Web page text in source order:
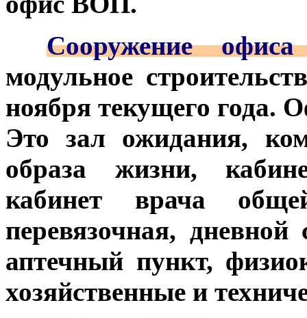
Сооружение
модульное
ноября текущего года.
Это зал ожидания,
образа жизни,
кабинет врача
перевязочная,
аптечный пункт,
хозяйственные и